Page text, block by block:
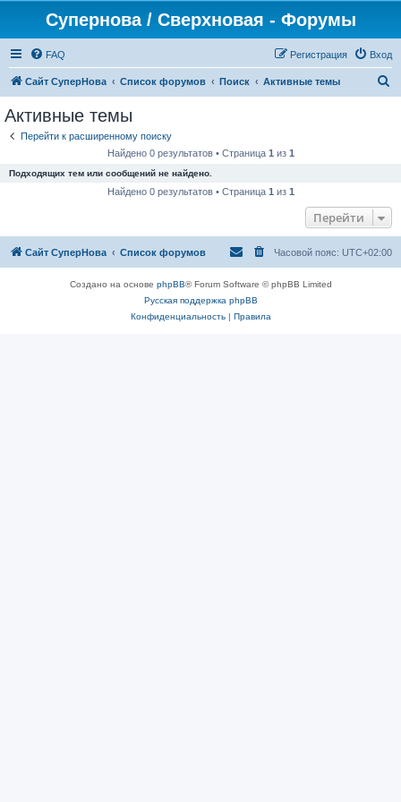
Супернова / Сверхновая - Форумы
FAQ Вход
Регистрация
Сайт СуперНова Список форумов Поиск Активные темы
Активные темы
Перейти к расширенному поиску
Найдено 0 результатов • Страница 1 из 1
Подходящих тем или сообщений не найдено.
Найдено 0 результатов • Страница 1 из 1
Перейти
Сайт СуперНова Список форумов Часовой пояс: UTC+02:00
Создано на основе phpBB® Forum Software © phpBB Limited
Русская поддержка phpBB
Конфиденциальность| Правила